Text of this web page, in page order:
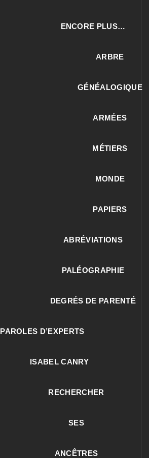
ENCORE PLUS…
ARBRE
GÉNÉALOGIQUE
ARMÉES
MÉTIERS
MONDE
PAPIERS
ABRÉVIATIONS
PALÉOGRAPHIE
DEGRÉS DE PARENTÉ
PAROLES D’EXPERTS
ISABEL CANRY
RECHERCHER
SES
ANCÊTRES